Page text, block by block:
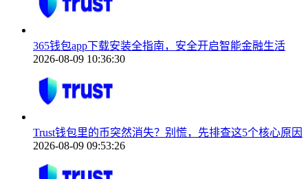
365钱包app下载安装全指南，安全开启智能金融生活
2026-08-09 10:36:30
Trust钱包里的币突然消失？别慌，先排查这5个核心原因
2026-08-09 09:53:26